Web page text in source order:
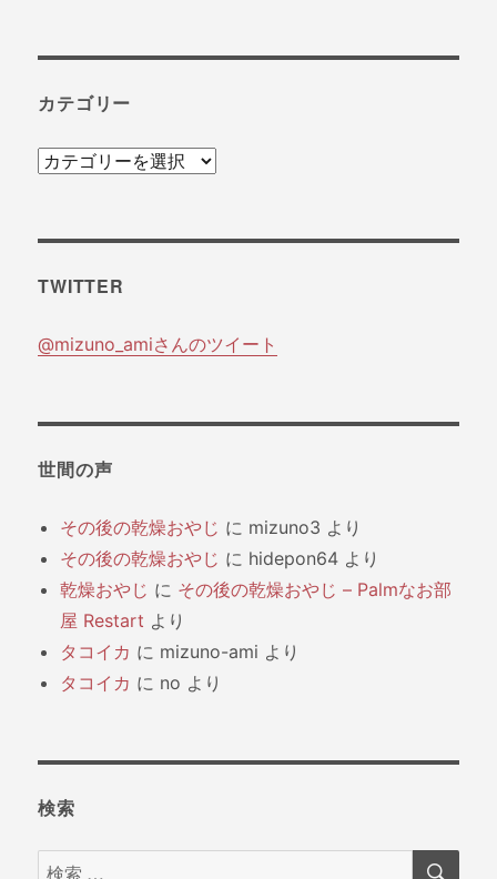
カテゴリー
カ
ー
TWITTER
@mizuno_amiさんのツイート
世間の声
その後の乾燥おやじ に mizuno3 より
その後の乾燥おやじ に hidepon64 より
乾燥おやじ に その後の乾燥おやじ – Palmなお部
屋 Restart より
タコイカ に mizuno-ami より
タコイカ に no より
検索
検
検